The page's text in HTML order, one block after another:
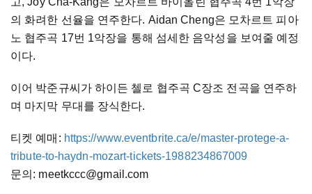
의 화려한 선율을 연주한다. Aidan Cheng은 모차르트 피아
노 협주곡 17번 1악장을 통해 섬세한 음악성을 보여줄 예정
이다.
이어 박준규씨가 하이든 첼로 협주곡 C장조 전곡을 연주하
며 마지막 무대를 장식한다.
티켓 예매: https://www.eventbrite.ca/e/master-protege-a-
tribute-to-haydn-mozart-tickets-1988234867009
문의: meetkccc@gmail.com